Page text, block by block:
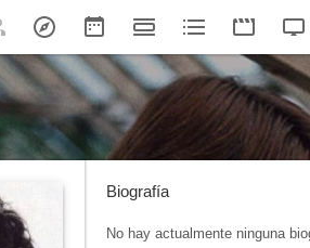
Biografía
No hay actualmente ninguna